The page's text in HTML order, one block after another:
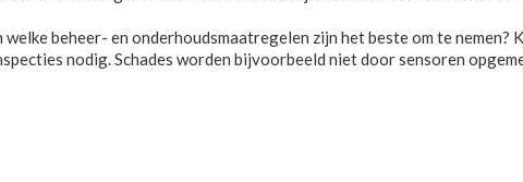
beheer- en onderhoudsmaatregelen zijn het beste om te
nodig. Schades worden bijvoorbeeld niet door sensoren